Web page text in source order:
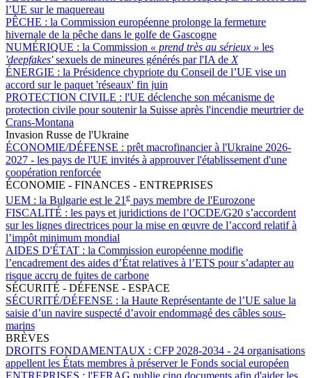
l’UE sur le maquereau
PÊCHE : la Commission européenne prolonge la fermeture
hivernale de la pêche dans le golfe de Gascogne
NUMÉRIQUE : la Commission « prend très au sérieux » les
'deepfakes'sexuels de mineures générés par l'IA de X
ÉNERGIE : la Présidence chypriote du Conseil de l’UE vise un
accord sur le paquet 'réseaux' fin juin
PROTECTION CIVILE : l'UE déclenche son mécanisme de
protection civile pour soutenir la Suisse après l'incendie meurtrier de
Crans-Montana
Invasion Russe de l'Ukraine
ÉCONOMIE/DÉFENSE : prêt macrofinancier à l'Ukraine 2026-
2027 - les pays de l'UE invités à approuver l'établissement d'une
coopération renforcée
ÉCONOMIE - FINANCES - ENTREPRISES
UEM : la Bulgarie est le 21 e pays membre de l'Eurozone
FISCALITÉ : les pays et juridictions de l’OCDE/G20 s’accordent
sur les lignes directrices pour la mise en œuvre de l’accord relatif à
l’impôt minimum mondial
AIDES D'ÉTAT : la Commission européenne modifie
l’encadrement des aides d’État relatives à l’ETS pour s’adapter au
risque accru de fuites de carbone
SÉCURITÉ - DÉFENSE - ESPACE
SÉCURITÉ/DÉFENSE : la Haute Représentante de l’UE salue la
saisie d’un navire suspecté d’avoir endommagé des câbles sous-
marins
BRÈVES
DROITS FONDAMENTAUX : CFP 2028-2034 - 24 organisations
appellent les États membres à préserver le Fonds social européen